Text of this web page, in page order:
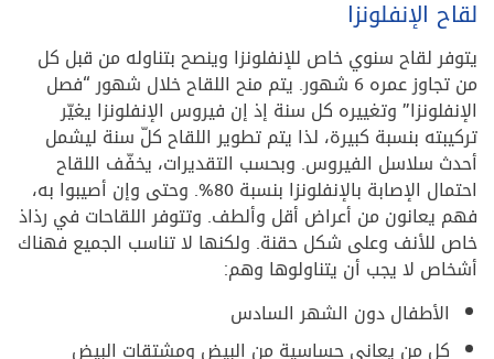
لقاح الإنفلونزا
يتوفر لقاح سنوي خاص للإنفلونزا وينصح بتناوله من قبل كل
من تجاوز عمره 6 شهور. يتم منح اللقاح خلال شهور “فصل
الإنفلونزا” وتغييره كل سنة إذ إن فيروس الإنفلونزا يغيّر
تركيبته بنسبة كبيرة، لذا يتم تطوير اللقاح كلّ سنة ليشمل
أحدث سلاسل الفيروس. وبحسب التقديرات، يخفّف اللقاح
احتمال الإصابة بالإنفلونزا بنسبة 80%. وحتى وإن أصيبوا به،
فهم يعانون من أعراض أقل وألطف. وتتوفر اللقاحات في رذاذ
خاص للأنف وعلى شكل حقنة. ولكنها لا تناسب الجميع فهناك
أشخاص لا يجب أن يتناولوها وهم:
الأطفال دون الشهر السادس
كل من يعاني حساسية من البيض ومشتقات البيض